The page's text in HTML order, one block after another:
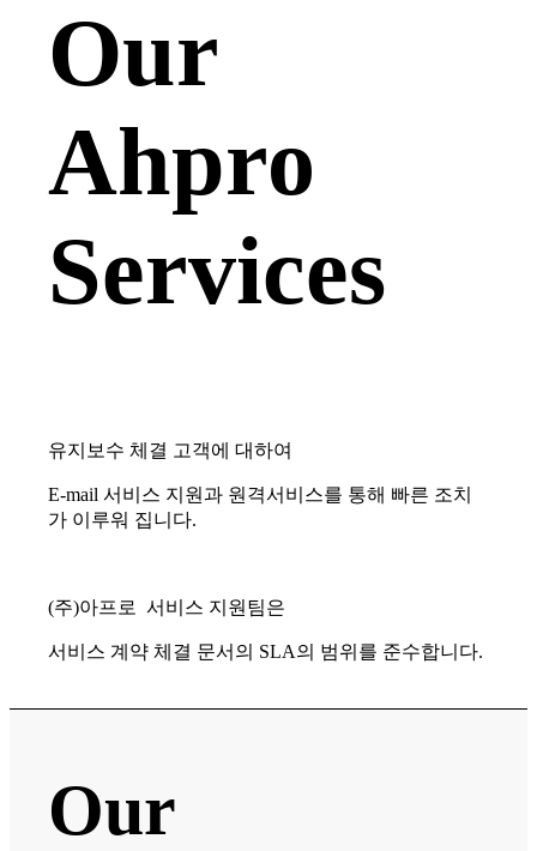
Our
Ahpro
Services
유지보수 체결 고객에 대하여
E-mail 서비스 지원과 원격서비스를 통해 빠른 조치
가 이루워 집니다.
(주)아프로 서비스 지원팀은
서비스 계약 체결 문서의 SLA의 범위를 준수합니다.
Our